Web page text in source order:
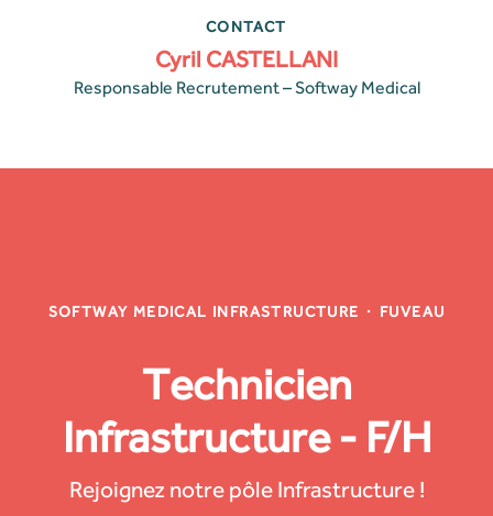
CONTACT
Cyril CASTELLANI
Responsable Recrutement – Softway Medical
SOFTWAY MEDICAL INFRASTRUCTURE · FUVEAU
Technicien
Infrastructure - F/H
Rejoignez notre pôle Infrastructure !